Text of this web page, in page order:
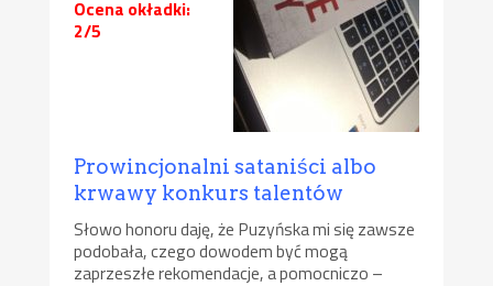
Ocena okładki:
2/5
Prowincjonalni sataniści albo
krwawy konkurs talentów
Słowo honoru daję, że Puzyńska mi się zawsze
podobała, czego dowodem być mogą
zaprzeszłe rekomendacje, a pomocniczo –